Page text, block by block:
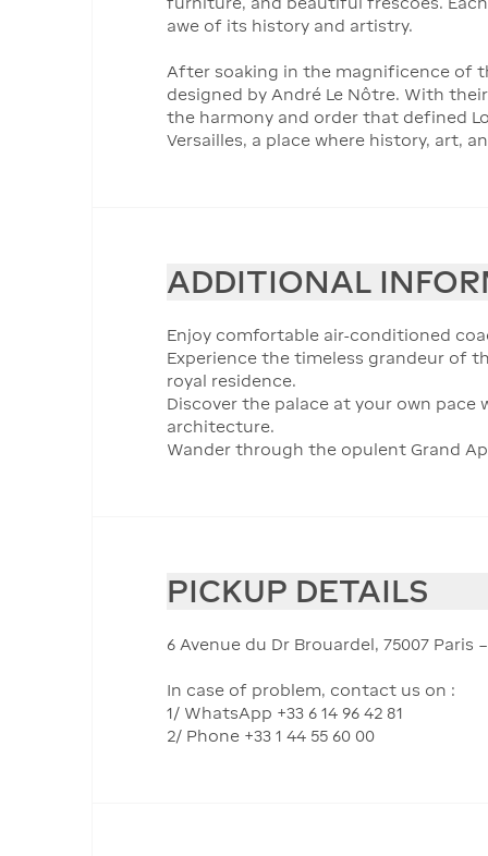
awe of its history and artistry.
After soaking in the magnificence of
designed by André Le Nôtre. With
the harmony and order that defined
Versailles, a place where history, art,
ADDITIONAL
Enjoy comfortable air-conditioned
Experience the timeless grandeur of
royal residence.
Discover the palace at your own
architecture.
Wander through the opulent Grand
PICKUP DETAILS
6 Avenue du Dr Brouardel, 75007
In case of problem, contact us on :
1/ WhatsApp +33 6 14 96 42 81
2/ Phone +33 1 44 55 60 00